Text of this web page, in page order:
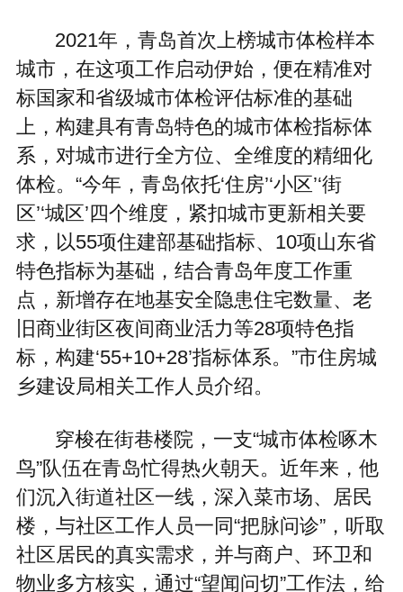
2021年，青岛首次上榜城市体检样本
城市，在这项工作启动伊始，便在精准对
标国家和省级城市体检评估标准的基础
上，构建具有青岛特色的城市体检指标体
系，对城市进行全方位、全维度的精细化
体检。“今年，青岛依托‘住房’‘小区’‘街
区’‘城区’四个维度，紧扣城市更新相关要
求，以55项住建部基础指标、10项山东省
特色指标为基础，结合青岛年度工作重
点，新增存在地基安全隐患住宅数量、老
旧商业街区夜间商业活力等28项特色指
标，构建‘55+10+28’指标体系。”市住房城
乡建设局相关工作人员介绍。
穿梭在街巷楼院，一支“城市体检啄木
鸟”队伍在青岛忙得热火朝天。近年来，他
们沉入街道社区一线，深入菜市场、居民
楼，与社区工作人员一同“把脉问诊”，听取
社区居民的真实需求，并与商户、环卫和
物业多方核实，通过“望闻问切”工作法，给